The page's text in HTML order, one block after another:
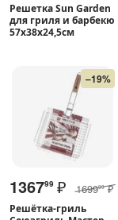
Решетка Sun Garden
для гриля и барбекю
57х38х24,5см
–19%
136799 ₽ 169999 ₽
Решётка-гриль